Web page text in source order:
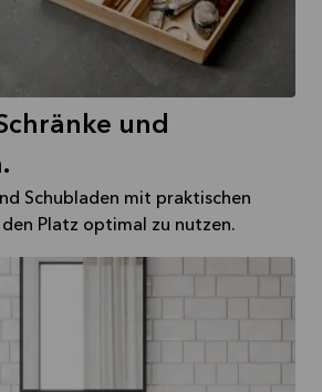
und
Schubladen mit praktischen
den Platz optimal zu nutzen.